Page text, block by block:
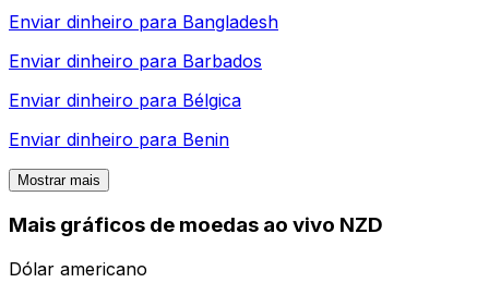
Enviar dinheiro para Bangladesh
Enviar dinheiro para Barbados
Enviar dinheiro para Bélgica
Enviar dinheiro para Benin
Mostrar mais
Mais gráficos de moedas ao vivo NZD
Dólar americano